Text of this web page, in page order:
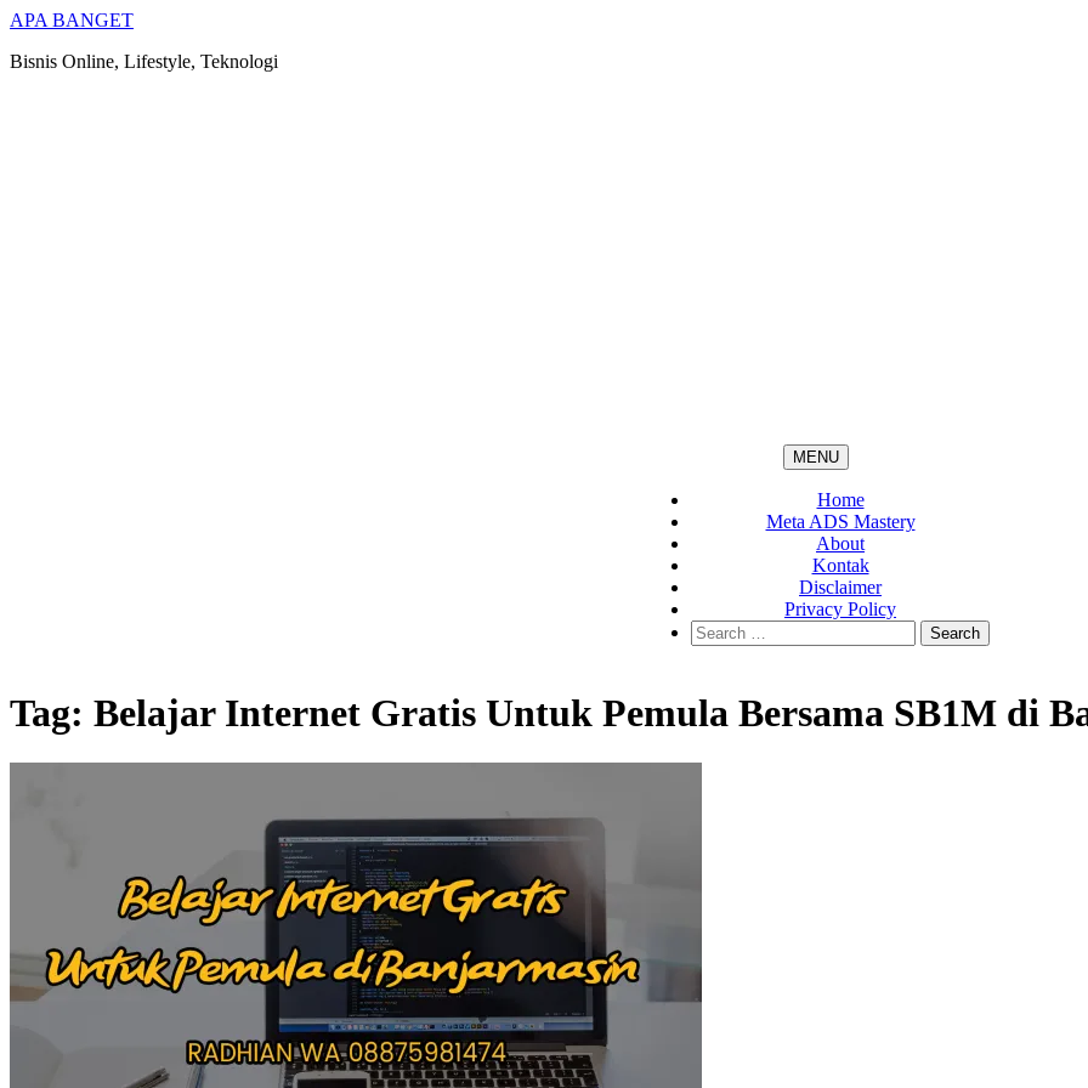
Skip
content
APA BANGET
Bisnis Online, Lifestyle, Teknologi
MENU
Home
Meta ADS Mastery
About
Kontak
Disclaimer
Privacy Policy
Search
for:
Tag: Belajar Internet Gratis Untuk Pemula Bersama SB1M di